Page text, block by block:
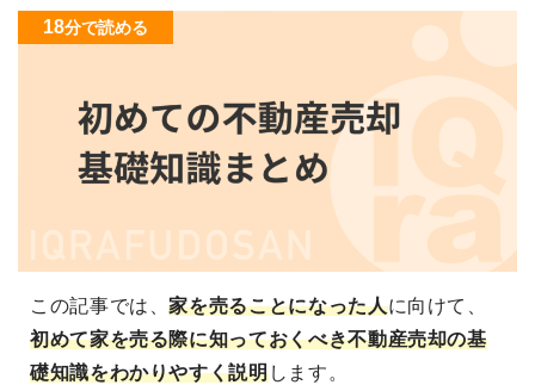
18分で読める
この記事では、家を売ることになった人に向けて
初めて家を売る際に知っておくべき不動産売却の基
礎知識をわかりやすく説明します。